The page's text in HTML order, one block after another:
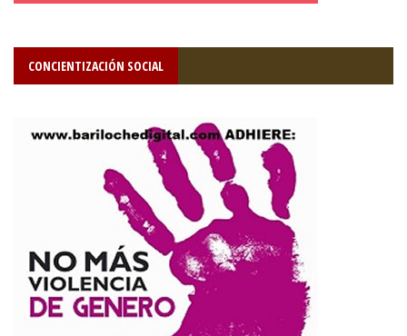
CONCIENTIZACIÓN SOCIAL